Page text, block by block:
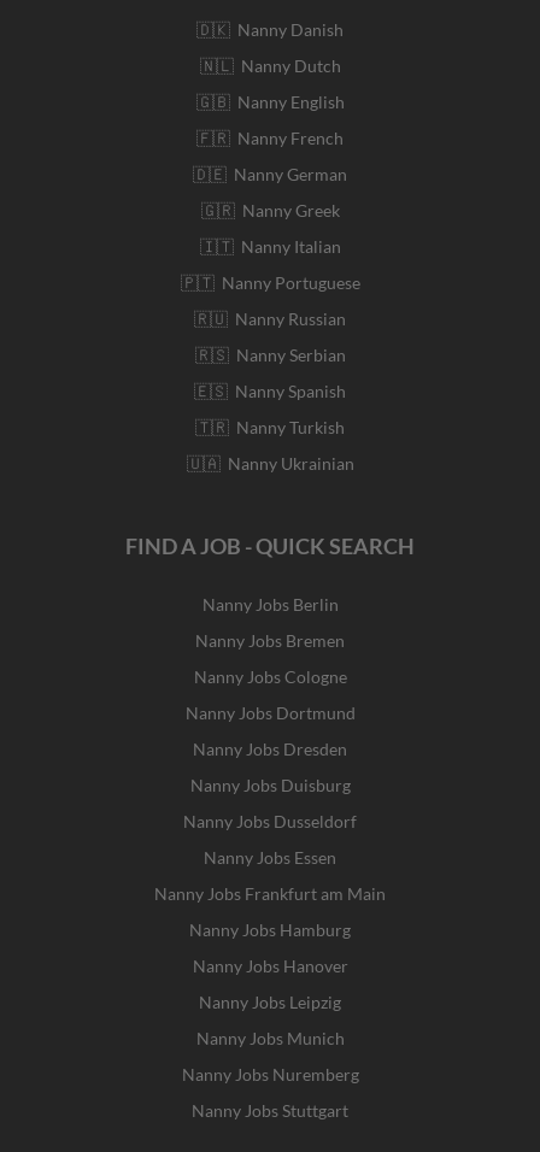
🇩🇰 Nanny Danish
🇳🇱 Nanny Dutch
🇬🇧 Nanny English
🇫🇷 Nanny French
🇩🇪 Nanny German
🇬🇷 Nanny Greek
🇮🇹 Nanny Italian
🇵🇹 Nanny Portuguese
🇷🇺 Nanny Russian
🇷🇸 Nanny Serbian
🇪🇸 Nanny Spanish
🇹🇷 Nanny Turkish
🇺🇦 Nanny Ukrainian
FIND A JOB - QUICK SEARCH
Nanny Jobs Berlin
Nanny Jobs Bremen
Nanny Jobs Cologne
Nanny Jobs Dortmund
Nanny Jobs Dresden
Nanny Jobs Duisburg
Nanny Jobs Dusseldorf
Nanny Jobs Essen
Nanny Jobs Frankfurt am Main
Nanny Jobs Hamburg
Nanny Jobs Hanover
Nanny Jobs Leipzig
Nanny Jobs Munich
Nanny Jobs Nuremberg
Nanny Jobs Stuttgart